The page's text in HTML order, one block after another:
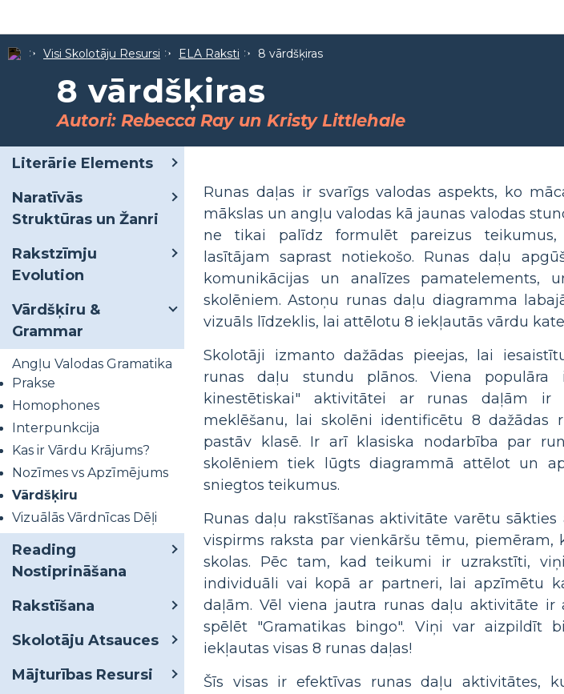
Visi Skolotāju Resursi ELA Raksti 8 vārdšķiras
8 vārdšķiras
Autori: Rebecca Ray un Kristy Littlehale
Literārie Elements
Naratīvās
Struktūras un Žanri
Rakstzīmju
Evolution
Vārdšķiru &
Grammar
Angļu Valodas Gramatika
Prakse
Homophones
Interpunkcija
Kas ir Vārdu Krājums?
Nozīmes vs Apzīmējums
Vārdšķiru
Vizuālās Vārdnīcas Dēļi
Reading
Nostiprināšana
Rakstīšana
Skolotāju Atsauces
Mājturības Resursi
Runas daļas ir svarīgs valodas aspekts, ko
mākslas un angļu valodas kā jaunas valodas
ne tikai palīdz formulēt pareizus
lasītājam saprast notiekošo. Runas daļu
komunikācijas un analīzes pamatelements,
skolēniem. Astoņu runas daļu diagramma
vizuāls līdzeklis, lai attēlotu 8 iekļautās vārdu
Skolotāji izmanto dažādas pieejas, lai
runas daļu stundu plānos. Viena populāra
kinestētiskai" aktivitātei ar runas daļām ir
meklēšanu, lai skolēni identificētu 8 dažādas
pastāv klasē. Ir arī klasiska nodarbība par
skolēniem tiek lūgts diagrammā attēlot un
sniegtos teikumus.
Runas daļu rakstīšanas aktivitāte varētu sākties
vispirms raksta par vienkāršu tēmu, piemēram,
skolas. Pēc tam, kad teikumi ir uzrakstīti,
individuāli vai kopā ar partneri, lai apzīmētu
daļām. Vēl viena jautra runas daļu aktivitāte ir
spēlēt "Gramatikas bingo". Viņi var aizpildīt
iekļautas visas 8 runas daļas!
Šīs visas ir efektīvas runas daļu aktivitātes,